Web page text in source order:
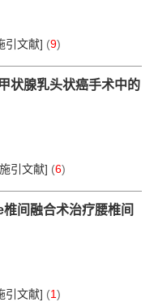
引文献] (9)
状腺乳头状癌手术中的
引文献] (6)
间融合术治疗腰椎间
引文献] (1)